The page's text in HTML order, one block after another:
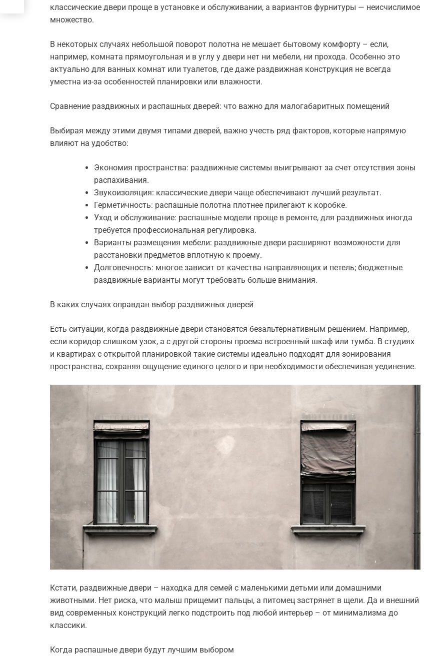
классические двери проще в установке и обслуживании, а вариантов фурнитуры — неисчислимое
множество.
В некоторых случаях небольшой поворот полотна не мешает бытовому комфорту – если,
например, комната прямоугольная и в углу у двери нет ни мебели, ни прохода. Особенно это
актуально для ванных комнат или туалетов, где даже раздвижная конструкция не всегда
уместна из-за особенностей планировки или влажности.
Сравнение раздвижных и распашных дверей: что важно для малогабаритных помещений
Выбирая между этими двумя типами дверей, важно учесть ряд факторов, которые напрямую
влияют на удобство:
Экономия пространства: раздвижные системы выигрывают за счет отсутствия зоны
распахивания.
Звукоизоляция: классические двери чаще обеспечивают лучший результат.
Герметичность: распашные полотна плотнее прилегают к коробке.
Уход и обслуживание: распашные модели проще в ремонте, для раздвижных иногда
требуется профессиональная регулировка.
Варианты размещения мебели: раздвижные двери расширяют возможности для
расстановки предметов вплотную к проему.
Долговечность: многое зависит от качества направляющих и петель; бюджетные
раздвижные варианты могут требовать больше внимания.
В каких случаях оправдан выбор раздвижных дверей
Есть ситуации, когда раздвижные двери становятся безальтернативным решением. Например,
если коридор слишком узок, а с другой стороны проема встроенный шкаф или тумба. В студиях
и квартирах с открытой планировкой такие системы идеально подходят для зонирования
пространства, сохраняя ощущение единого целого и при необходимости обеспечивая уединение.
Кстати, раздвижные двери – находка для семей с маленькими детьми или домашними
животными. Нет риска, что малыш прищемит пальцы, а питомец застрянет в щели. Да и внешний
вид современных конструкций легко подстроить под любой интерьер – от минимализма до
классики.
Когда распашные двери будут лучшим выбором